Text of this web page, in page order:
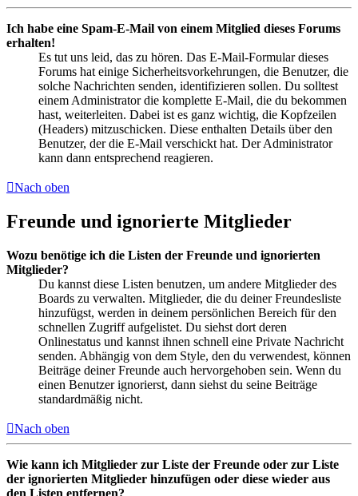
Ich habe eine Spam-E-Mail von einem Mitglied dieses Forums
erhalten!
Es tut uns leid, das zu hören. Das E-Mail-Formular dieses
Forums hat einige Sicherheitsvorkehrungen, die Benutzer, die
solche Nachrichten senden, identifizieren sollen. Du solltest
einem Administrator die komplette E-Mail, die du bekommen
hast, weiterleiten. Dabei ist es ganz wichtig, die Kopfzeilen
(Headers) mitzuschicken. Diese enthalten Details über den
Benutzer, der die E-Mail verschickt hat. Der Administrator
kann dann entsprechend reagieren.
Nach oben
Freunde und ignorierte Mitglieder
Wozu benötige ich die Listen der Freunde und ignorierten
Mitglieder?
Du kannst diese Listen benutzen, um andere Mitglieder des
Boards zu verwalten. Mitglieder, die du deiner Freundesliste
hinzufügst, werden in deinem persönlichen Bereich für den
schnellen Zugriff aufgelistet. Du siehst dort deren
Onlinestatus und kannst ihnen schnell eine Private Nachricht
senden. Abhängig von dem Style, den du verwendest, können
Beiträge deiner Freunde auch hervorgehoben sein. Wenn du
einen Benutzer ignorierst, dann siehst du seine Beiträge
standardmäßig nicht.
Nach oben
Wie kann ich Mitglieder zur Liste der Freunde oder zur Liste
der ignorierten Mitglieder hinzufügen oder diese wieder aus